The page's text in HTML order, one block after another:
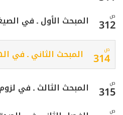
ص
312 المبحث الأول ـ في
ص
314 المبحث الثاني ـ في
ص
315 المبحث الثالث ـ في
ص